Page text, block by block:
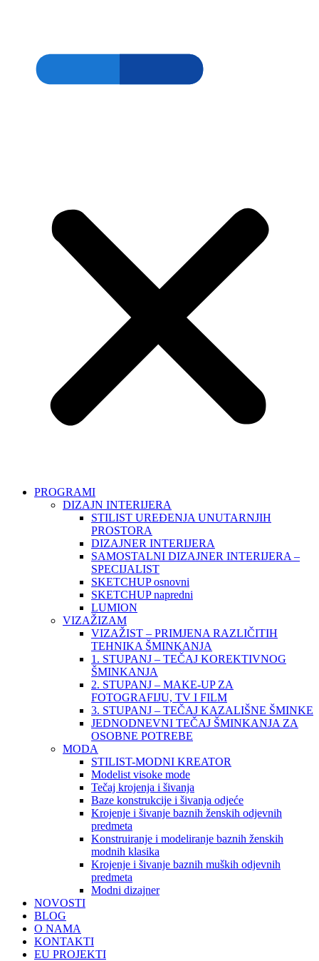
PROGRAMI
DIZAJN INTERIJERA
STILIST UREĐENJA UNUTARNJIH
PROSTORA
DIZAJNER INTERIJERA
SAMOSTALNI DIZAJNER INTERIJERA –
SPECIJALIST
SKETCHUP osnovni
SKETCHUP napredni
LUMION
VIZAŽIZAM
VIZAŽIST – PRIMJENA RAZLIČITIH
TEHNIKA ŠMINKANJA
1. STUPANJ – TEČAJ KOREKTIVNOG
ŠMINKANJA
2. STUPANJ – MAKE-UP ZA
FOTOGRAFIJU, TV I FILM
3. STUPANJ – TEČAJ KAZALIŠNE ŠMINKE
JEDNODNEVNI TEČAJ ŠMINKANJA ZA
OSOBNE POTREBE
MODA
STILIST-MODNI KREATOR
Modelist visoke mode
Tečaj krojenja i šivanja
Baze konstrukcije i šivanja odjeće
Krojenje i šivanje baznih ženskih odjevnih
predmeta
Konstruiranje i modeliranje baznih ženskih
modnih klasika
Krojenje i šivanje baznih muških odjevnih
predmeta
Modni dizajner
NOVOSTI
BLOG
O NAMA
KONTAKTI
EU PROJEKTI